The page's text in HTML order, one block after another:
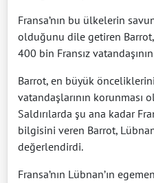
Fransa’nın bu ülkelerin
olduğunu dile getiren
400 bin Fransız
Barrot, en büyük
vatandaşlarının korunması
Saldırılarda şu ana kadar
bilgisini veren Barrot,
değerlendirdi.
Fransa’nın Lübnan’ın